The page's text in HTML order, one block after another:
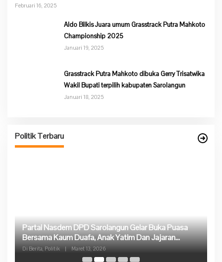
Februari 16, 2025
Aldo Bilkis Juara umum Grasstrack Putra Mahkoto
Championship 2025
Januari 19, 2025
Grasstrack Putra Mahkoto dibuka Gerry Trisatwika
Wakil Bupati terpilih kabupaten Sarolangun
Januari 18, 2025
Politik Terbaru
Partai Nasdem DPD Sarolangun Gelar Buka Puasa
Bersama Kaum Duafa, Anak Yatim Dan Jajaran
Pengurus Partai Nasdem
Di Berita, Politik | Maret 13, 2026